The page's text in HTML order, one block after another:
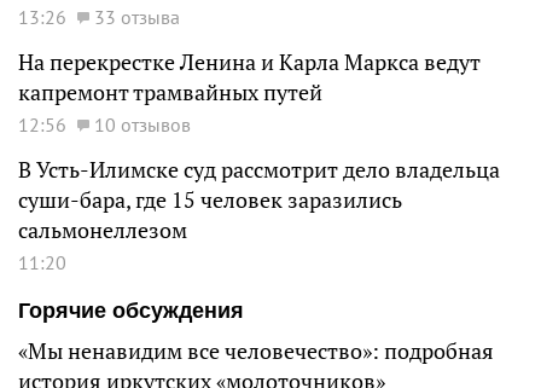
13:26 33 отзыва
На перекрестке Ленина и Карла Маркса ведут
капремонт трамвайных путей
12:56 10 отзывов
В Усть-Илимске суд рассмотрит дело владельца
суши-бара, где 15 человек заразились
сальмонеллезом
11:20
Горячие обсуждения
«Мы ненавидим все человечество»: подробная
история иркутских «молоточников»